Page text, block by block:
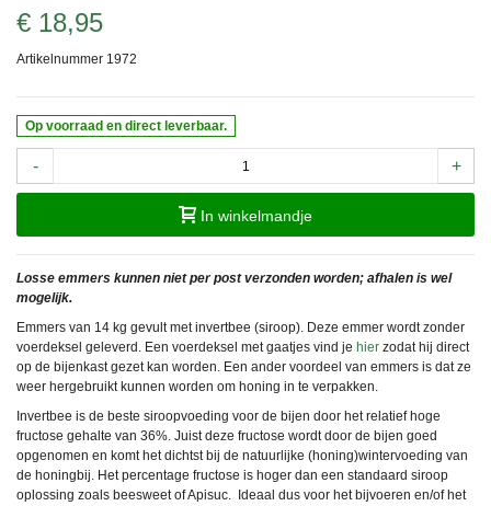
€ 18,95
Artikelnummer 1972
Op voorraad en direct leverbaar.
- +
In winkelmandje
Losse emmers kunnen niet per post verzonden worden; afhalen is wel
mogelijk.
Emmers van 14 kg gevult met invertbee (siroop). Deze emmer wordt zonder
voerdeksel geleverd. Een voerdeksel met gaatjes vind je hier zodat hij direct
op de bijenkast gezet kan worden. Een ander voordeel van emmers is dat ze
weer hergebruikt kunnen worden om honing in te verpakken.
Invertbee is de beste siroopvoeding voor de bijen door het relatief hoge
fructose gehalte van 36%. Juist deze fructose wordt door de bijen goed
opgenomen en komt het dichtst bij de natuurlijke (honing)wintervoeding van
de honingbij. Het percentage fructose is hoger dan een standaard siroop
oplossing zoals beesweet of Apisuc. Ideaal dus voor het bijvoeren en/of het